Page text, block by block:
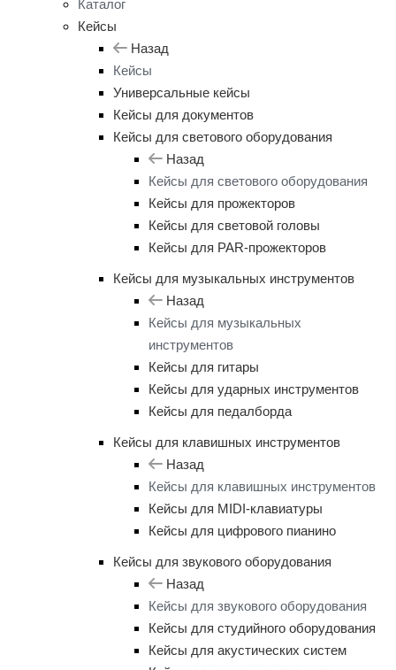
Каталог
Кейсы
Назад
Кейсы
Универсальные кейсы
Кейсы для документов
Кейсы для светового оборудования
Назад
Кейсы для светового оборудования
Кейсы для прожекторов
Кейсы для световой головы
Кейсы для PAR-прожекторов
Кейсы для музыкальных инструментов
Назад
Кейсы для музыкальных
инструментов
Кейсы для гитары
Кейсы для ударных инструментов
Кейсы для педалборда
Кейсы для клавишных инструментов
Назад
Кейсы для клавишных инструментов
Кейсы для MIDI-клавиатуры
Кейсы для цифрового пианино
Кейсы для звукового оборудования
Назад
Кейсы для звукового оборудования
Кейсы для студийного оборудования
Кейсы для акустических систем